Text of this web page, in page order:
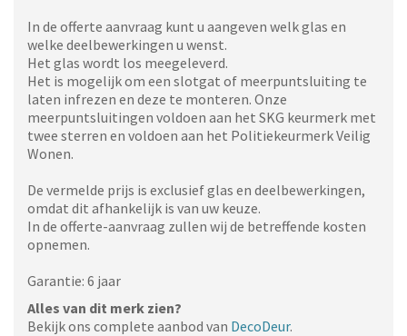
In de offerte aanvraag kunt u aangeven welk glas en
welke deelbewerkingen u wenst.
Het glas wordt los meegeleverd.
Het is mogelijk om een slotgat of meerpuntsluiting te
laten infrezen en deze te monteren. Onze
meerpuntsluitingen voldoen aan het SKG keurmerk met
twee sterren en voldoen aan het Politiekeurmerk Veilig
Wonen.
De vermelde prijs is exclusief glas en deelbewerkingen,
omdat dit afhankelijk is van uw keuze.
In de offerte-aanvraag zullen wij de betreffende kosten
opnemen.
Garantie: 6 jaar
Alles van dit merk zien?
Bekijk ons complete aanbod van DecoDeur.